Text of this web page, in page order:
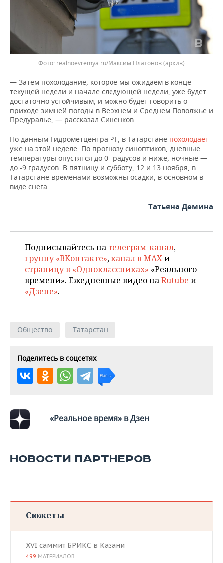
realnoevremya.ru/Максим Платонов(архив)
— Затем похолодание, которое мы ожидаем в конце
текущей недели и начале следующей недели, уже будет
достаточно устойчивым, и можно будет говорить о
приходе зимней погоды в Верхнем и Среднем Поволжье и
Предуралье, — рассказал Синенков.
По данным Гидрометцентра РТ, в Татарстане похолодает
уже на этой неделе. По прогнозу синоптиков, дневные
температуры опустятся до 0 градусов и ниже, ночные —
до -9 градусов. В пятницу и субботу, 12 и 13 ноября, в
Татарстане временами возможны осадки, в основном в
виде снега.
Татьяна Демина
Подписывайтесь на телеграм-канал,
группу «ВКонтакте»,канал в MAXи
страницу в «Одноклассниках» «Реального
времени». Ежедневные видео наRutube и
«Дзене».
Общество Татарстан
Поделитесь в соцсетях
«Реальное время» в Дзен
НОВОСТИ ПАРТНЕРОВ
Сюжеты
XVI саммит БРИКС в Казани
499 МАТЕРИАЛОВ